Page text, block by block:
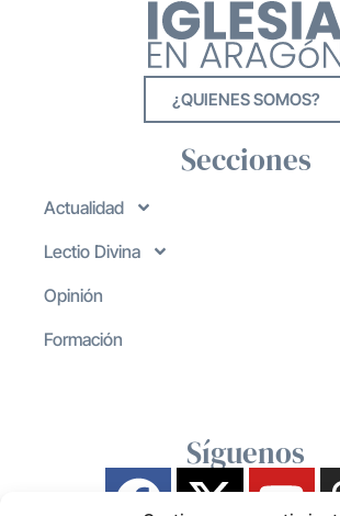
¿QUIENES SOMOS?
Secciones
Actualidad
Lectio Divina
Opinión
Formación
Síguenos